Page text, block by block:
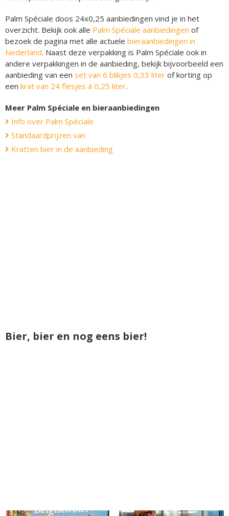
Palm Spéciale doos 24x0,25 aanbiedingen vind je in het
overzicht. Bekijk ook alle Palm Spéciale aanbiedingen of
bezoek de pagina met alle actuele bieraanbiedingen in
Nederland. Naast deze verpakking is Palm Spéciale ook in
andere verpakkingen in de aanbieding, bekijk bijvoorbeeld een
aanbieding van een set van 6 blikjes 0,33 liter of korting op
een krat van 24 flesjes á 0,25 liter.
Meer Palm Spéciale en bieraanbiedingen
Info over Palm Spéciale
Standaardprijzen van
Kratten bier in de aanbieding
Bier, bier en nog eens bier!